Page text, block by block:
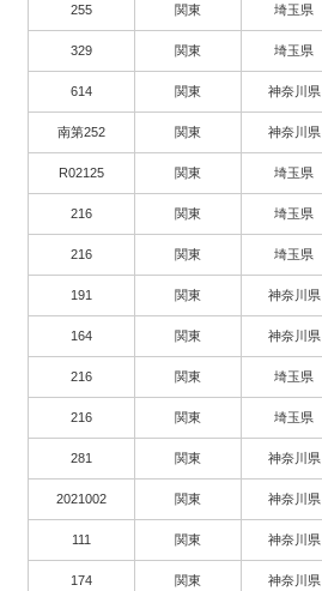
255 関東 埼玉県
329 関東 埼玉県
614 関東 神奈川県
南第252 関東 神奈川県
R02125 関東 埼玉県
216 関東 埼玉県
216 関東 埼玉県
191 関東 神奈川県
164 関東 神奈川県
216 関東 埼玉県
216 関東 埼玉県
281 関東 神奈川県
2021002 関東 神奈川県
111 関東 神奈川県
174 関東 神奈川県